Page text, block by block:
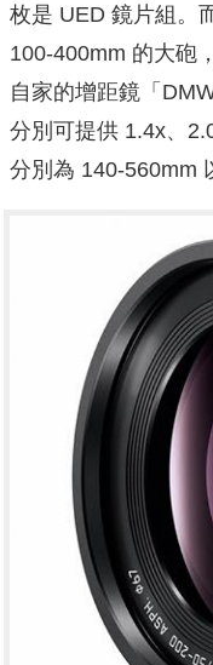
枚是 UED 鏡片組。
100-400mm 的大砲
自家的增距鏡「
分別可提供 1.4x、
分別為 140-560mm